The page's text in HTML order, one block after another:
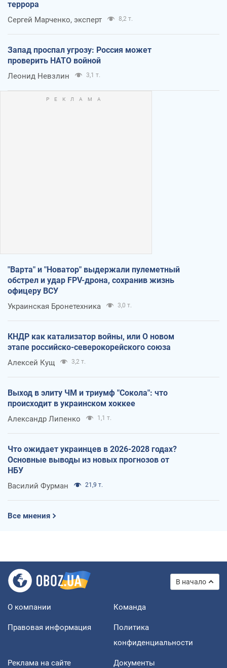
террора
Сергей Марченко, эксперт 8,2 т.
Запад проспал угрозу: Россия может
проверить НАТО войной
Леонид Невзлин 3,1 т.
"Варта" и "Новатор" выдержали пулеметный
обстрел и удар FPV-дрона, сохранив жизнь
офицеру ВСУ
Украинская Бронетехника 3,0 т.
КНДР как катализатор войны, или О новом
этапе российско-северокорейского союза
Алексей Кущ 3,2 т.
Выход в элиту ЧМ и триумф "Сокола": что
происходит в украинском хоккее
Александр Липенко 1,1 т.
Что ожидает украинцев в 2026-2028 годах?
Основные выводы из новых прогнозов от
НБУ
Василий Фурман 21,9 т.
Все мнения
В начало
О компании Команда
Правовая информация
Политика
конфиденциальности
Реклама на сайте Документы